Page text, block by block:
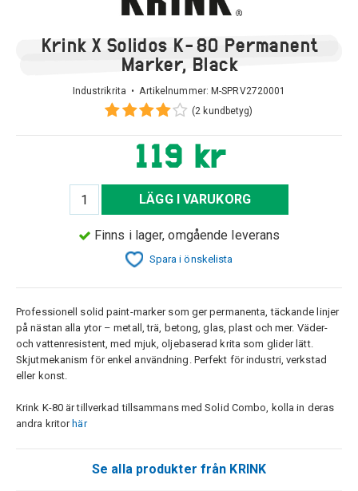
Krink X Solidos K-80 Permanent
Marker, Black
Industrikrita • Artikelnummer: M-SPRV2720001
(2 kundbetyg)
119 kr
LÄGG I VARUKORG
Finns i lager, omgående leverans
Spara i önskelista
Professionell solid paint-marker som ger permanenta, täckande linjer
på nästan alla ytor – metall, trä, betong, glas, plast och mer. Väder-
och vattenresistent, med mjuk, oljebaserad krita som glider lätt.
Skjutmekanism för enkel användning. Perfekt för industri, verkstad
eller konst.
Krink K-80 är tillverkad tillsammans med Solid Combo, kolla in deras
andra kritor här
Se alla produkter från KRINK